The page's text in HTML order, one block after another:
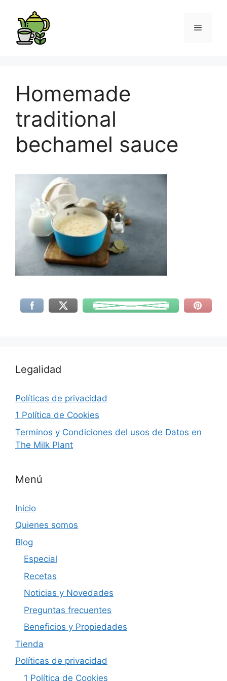
Homemade
traditional
bechamel sauce
Legalidad
Políticas de privacidad
1 Política de Cookies
Terminos y Condiciones del usos de Datos en
The Milk Plant
Menú
Inicio
Quienes somos
Blog
Especial
Recetas
Noticias y Novedades
Preguntas frecuentes
Beneficios y Propiedades
Tienda
Políticas de privacidad
1 Política de Cookies